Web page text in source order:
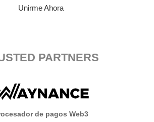
Unirme Ahora
PARTNERS
de pagos Web3